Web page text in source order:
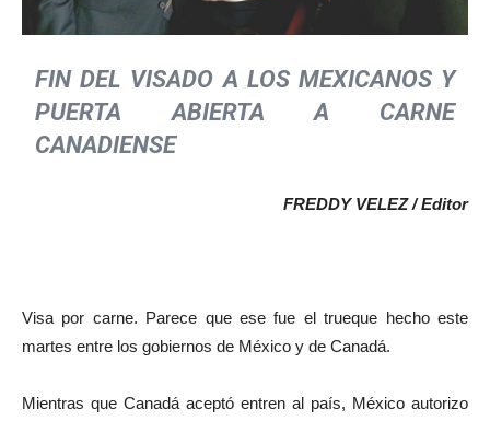
FIN DEL VISADO A LOS MEXICANOS Y
PUERTA ABIERTA A CARNE
CANADIENSE
FREDDY VELEZ / Editor
Visa por carne. Parece que ese fue el trueque hecho este
martes entre los gobiernos de México y de Canadá.
Mientras que Canadá aceptó entren al país, México autorizo